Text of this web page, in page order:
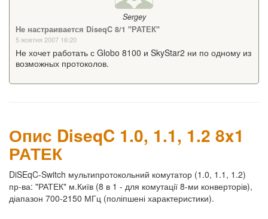
Sergey
Не настраивается DiseqC 8/1 "РАТЕК"
5 жовтня 2007 16:20
Не хочет работать с Globo 8100 и SkyStar2 ни по одному из
возможных протоколов.
Опис DiseqC 1.0, 1.1, 1.2 8x1
РАТЕК
DiSEqC-Switch мультипротокольний комутатор (1.0, 1.1, 1.2)
пр-ва: "РАТЕК" м.Київ (8 в 1 - для комутації 8-ми конверторів),
діапазон 700-2150 МГц (поліпшені характеристики).